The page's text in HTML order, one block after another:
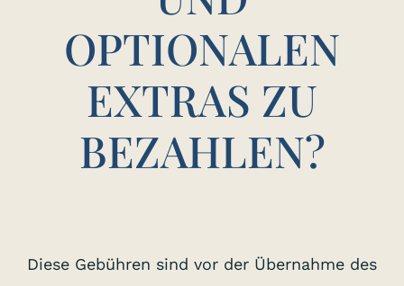
OPTIONALEN
EXTRAS ZU
BEZAHLEN?
Diese Gebühren sind vor der Übernahme des